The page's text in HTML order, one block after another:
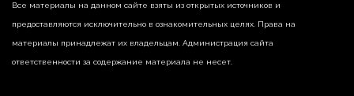
Все материалы на данном сайте взяты из открытых источников и
предоставляются исключительно в ознакомительных целях. Права на
материалы принадлежат их владельцам. Администрация сайта
ответственности за содержание материала не несет.